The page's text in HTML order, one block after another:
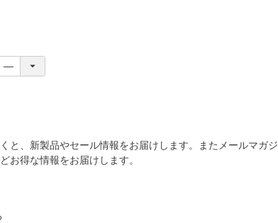
と、新製品やセール情報をお届けします。またメールマガジ
お得な情報をお届けします。